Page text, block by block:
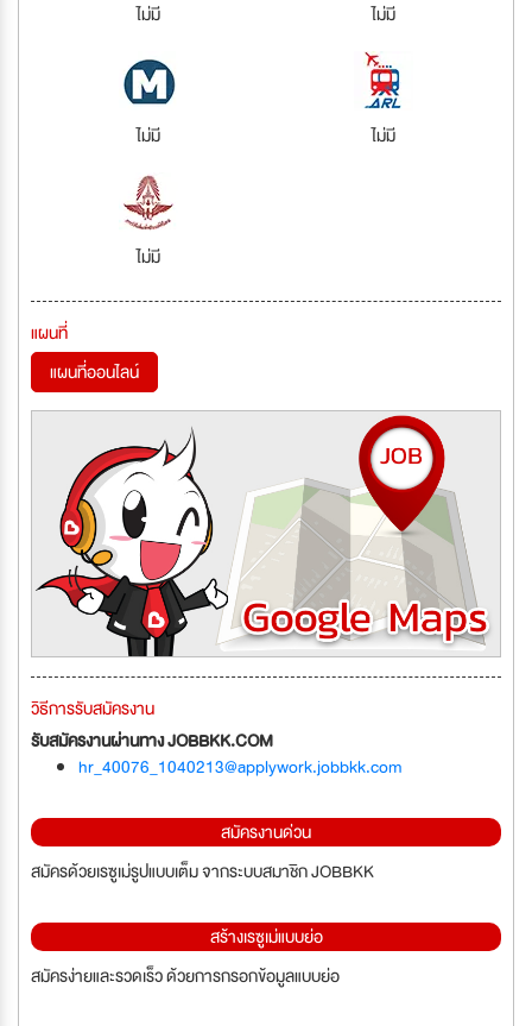
ไม่มี ไม่มี
ไม่มี ไม่มี
ไม่มี
แผนที่
แผนที่ออนไลน์
วิธีการรับสมัครงาน
รับสมัครงานผ่านทาง JOBBKK.COM
hr_40076_1040213@applywork.jobbkk.com
สมัครงานด่วน
สมัครด้วยเรซูเม่รูปแบบเต็ม จากระบบสมาชิก JOBBKK
สร้างเรซูเม่แบบย่อ
สมัครง่ายและรวดเร็ว ด้วยการกรอกข้อมูลแบบย่อ